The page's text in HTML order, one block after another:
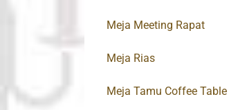
Meja Meeting Rapat
Meja Rias
Meja Tamu Coffee Table